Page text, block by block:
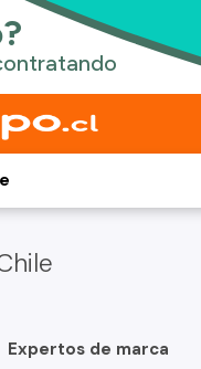
Expertos de marca